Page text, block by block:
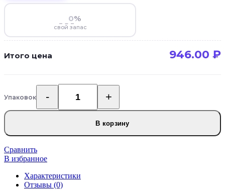
%
свой запас
Итого цена 946.00 ₽
УпаковокКоличество
товара
SPC
61W921
Дуб
градиент
11х80
В корзину
Сравнить
В избранное
Характеристики
Отзывы (0)